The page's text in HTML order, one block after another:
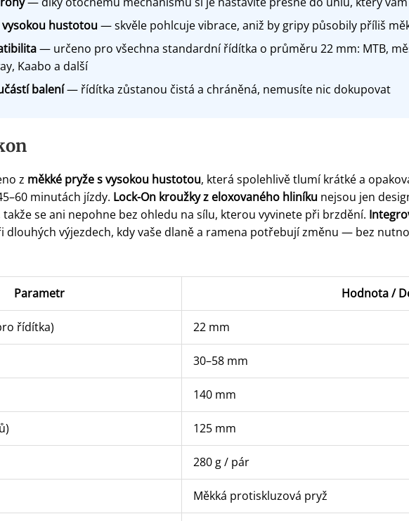
vysokou hustotou— skvěle pohlcuje vibrace, aniž by gripy působily příliš
— určeno pro všechna standardní řídítka o průměru 22 mm: MTB,
Kaabo a další
balení— řídítka zůstanou čistá a chráněná, nemusíte nic dokupovat
z měkké pryže s vysokou hustotou, která spolehlivě tlumí krátké a
minutách jízdy. Lock-On kroužky z eloxovaného hliníkunejsou jen
se ani nepohne bez ohledu na sílu, kterou vyvinete při brzdění.
dlouhých výjezdech, kdy vaše dlaně a ramena potřebují změnu — bez
Parametr Hodnota /
řídítka) 22 mm
30–58 mm
140 mm
125 mm
280 g / pár
Měkká protiskluzová pryž